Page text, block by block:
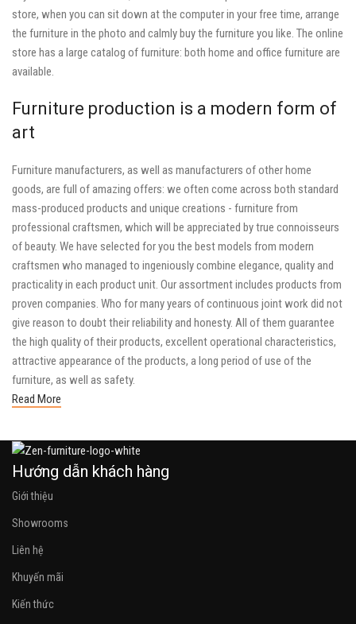
store, when you can sit down at the computer in your free time, arrange
the furniture in the photo and calmly buy the furniture you like. The online
store has a large catalog of furniture: both home and office furniture are
available.
Furniture production is a modern form of
art
Furniture manufacturers, as well as manufacturers of other home
goods, are full of amazing offers: we often come across both standard
mass-produced products and unique creations - furniture from
professional craftsmen, which will be appreciated by true connoisseurs
of beauty. We have selected for you the best models from modern
craftsmen who managed to ingeniously combine elegance, quality and
practicality in each product unit. Our assortment includes products from
proven companies. Who for many years of continuous joint work did not
give reason to doubt their reliability and honesty. All of them guarantee
the high quality of their products, excellent operational characteristics,
attractive appearance of the products, a long period of use of the
furniture, as well as safety.
Read More
Hướng dẫn khách hàng
Giới thiệu
Showrooms
Liên hệ
Khuyến mãi
Kiến thức